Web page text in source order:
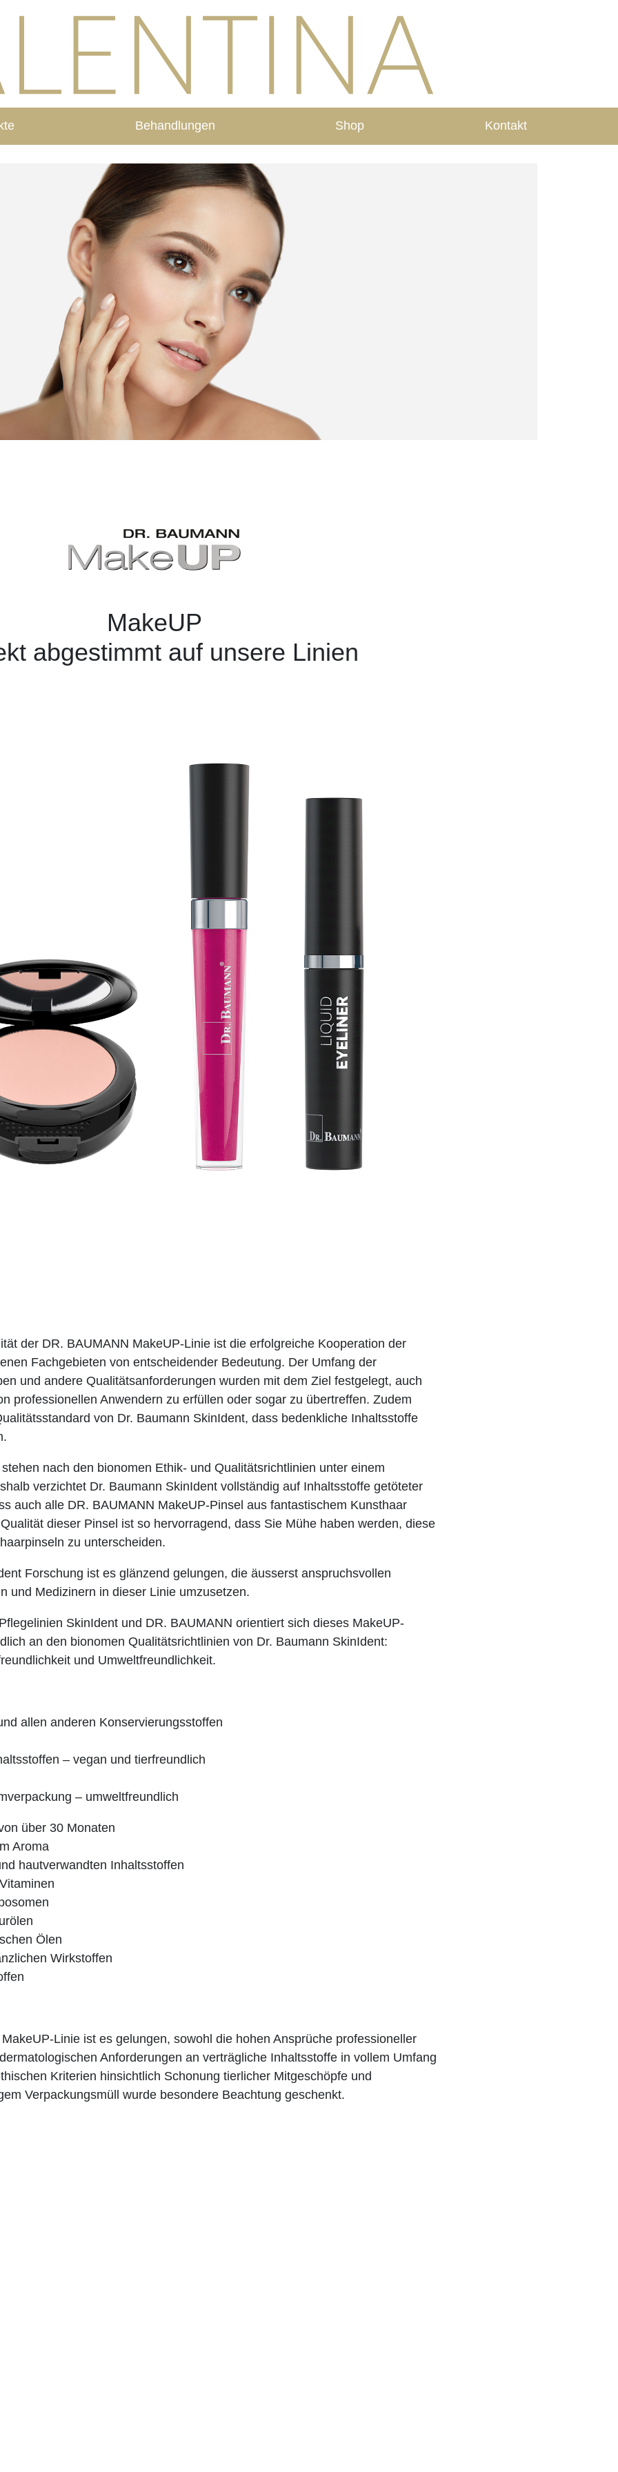
Behandlungen Shop Kontakt
MakeUP
abgestimmt auf unsere Linien
der DR. BAUMANN MakeUP-Linie ist die erfolgreiche Kooperation der
Fachgebieten von entscheidender Bedeutung. Der Umfang der
und andere Qualitätsanforderungen wurden mit dem Ziel festgelegt, auch
professionellen Anwendern zu erfüllen oder sogar zu übertreffen. Zudem
von Dr. Baumann SkinIdent, dass bedenkliche Inhaltsstoffe
nach den bionomen Ethik- und Qualitätsrichtlinien unter einem
verzichtet Dr. Baumann SkinIdent vollständig auf Inhaltsstoffe getöteter
auch alle DR. BAUMANN MakeUP-Pinsel aus fantastischem Kunsthaar
dieser Pinsel ist so hervorragend, dass Sie Mühe haben werden, diese
zu unterscheiden.
Forschung ist es glänzend gelungen, die äusserst anspruchsvollen
und Medizinern in dieser Linie umzusetzen.
SkinIdent und DR. BAUMANN orientiert sich dieses MakeUP-
an den bionomen Qualitätsrichtlinien von Dr. Baumann SkinIdent:
und Umweltfreundlichkeit.
allen anderen Konservierungsstoffen
– vegan und tierfreundlich
– umweltfreundlich
über 30 Monaten
Aroma
hautverwandten Inhaltsstoffen
Ölen
Wirkstoffen
Linie ist es gelungen, sowohl die hohen Ansprüche professioneller
Anforderungen an verträgliche Inhaltsstoffe in vollem Umfang
Kriterien hinsichtlich Schonung tierlicher Mitgeschöpfe und
Verpackungsmüll wurde besondere Beachtung geschenkt.